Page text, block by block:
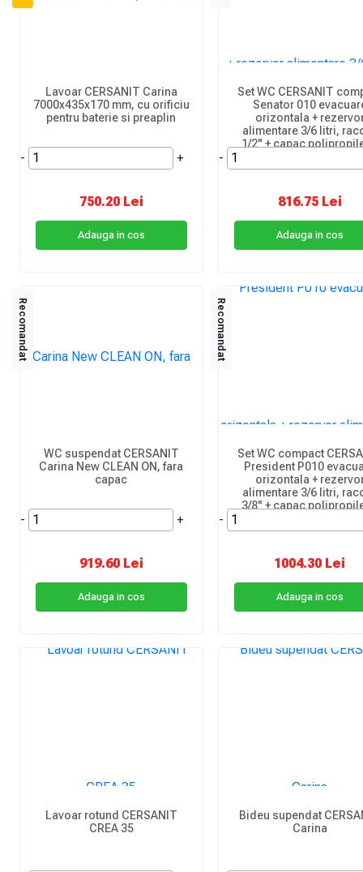
Lavoar CERSANIT Carina
7000x435x170 mm, cu orificiu
pentru baterie si preaplin
- +
750.20 Lei
Adauga in cos
Set WC CERSANIT
Senator 010
orizontala +
alimentare 3/6 litri,
1/2" + capac
-
816.75 Lei
Adauga in cos
Recomandat
WC suspendat CERSANIT
Carina New CLEAN ON, fara
capac
- +
919.60 Lei
Adauga in cos
Recomandat
Set WC compact
President P010
orizontala +
alimentare 3/6 litri,
3/8" + capac
-
1004.30 Lei
Adauga in cos
Lavoar rotund CERSANIT
CREA 35
Bideu supendat
Carina